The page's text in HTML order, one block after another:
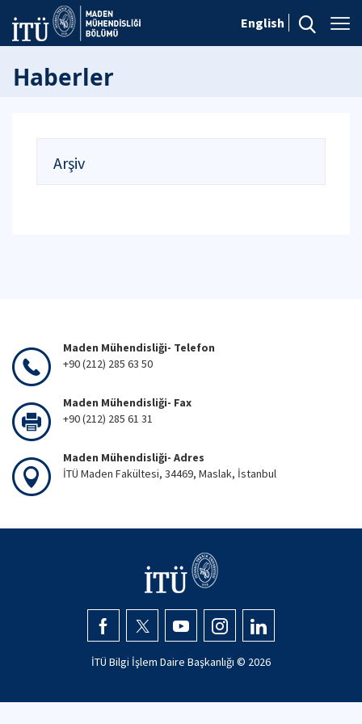
English
Haberler
Arşiv
Maden Mühendisliği- Telefon
+90 (212) 285 63 50
Maden Mühendisliği- Fax
+90 (212) 285 61 31
Maden Mühendisliği- Adres
İTÜ Maden Fakültesi, 34469, Maslak, İstanbul
İTÜ Bilgi İşlem Daire Başkanlığı © 2026